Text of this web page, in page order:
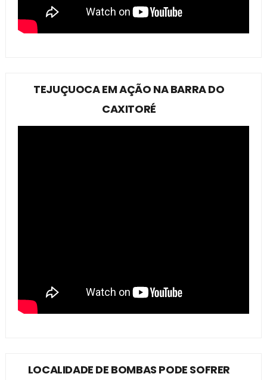
TEJUÇUOCA EM AÇÃO NA BARRA DO
CAXITORÉ
LOCALIDADE DE BOMBAS PODE SOFRER